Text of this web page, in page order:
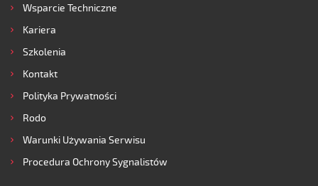
Wsparcie Techniczne
Kariera
Szkolenia
Kontakt
Polityka Prywatności
Rodo
Warunki Używania Serwisu
Procedura Ochrony Sygnalistów